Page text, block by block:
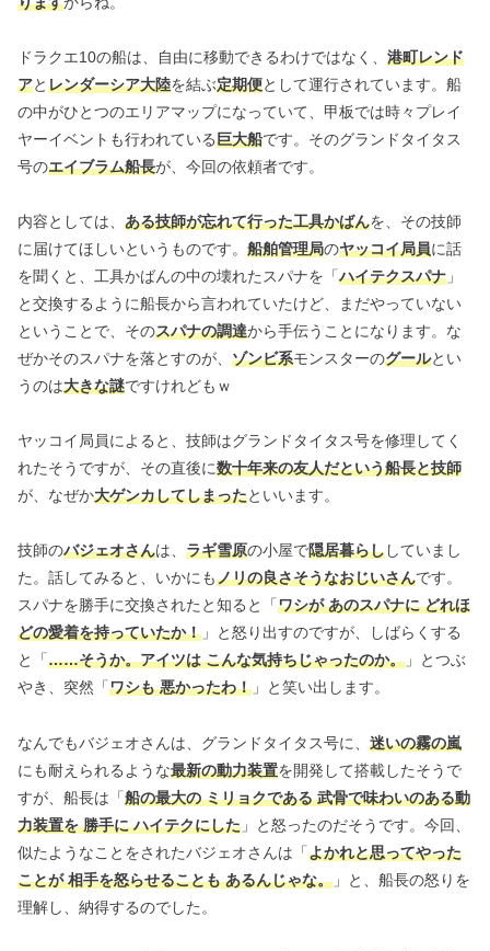
ドラクエ10の船は、自由に移動できるわけではなく、 港町レンド
アとレンダーシア大陸を結ぶ定期便として運行されています。船
の中がひとつのエリアマップになっていて、甲板では時々プレイ
ヤーイベントも行われている巨大船です。そのグランドタイタス
号のエイブラム船長が、今回の依頼者です。
内容としては、 ある技師が忘れて行った工具かばんを、その技師
に届けてほしいというものです。 船舶管理局のヤッコイ局員に話
を聞くと、工具かばんの中の壊れたスパナを「ハイテクスパナ 」
と交換するように船長から言われていたけど、まだやっていない
ということで、そのスパナの調達から手伝うことになります。な
ぜかそのスパナを落とすのが、 ゾンビ系モンスターのグールとい
うのは大きな謎ですけれどもｗ
ヤッコイ局員によると、技師はグランドタイタス号を修理してく
れたそうですが、その直後に数十年来の友人だという船長と技師
が、なぜか大ゲンカしてしまったといいます。
技師のバジェオさんは、 ラギ雪原の小屋で隠居暮らししていまし
た。話してみると、いかにもノリの良さそうなおじいさんです。
スパナを勝手に交換されたと知ると「ワシが あのスパナに どれほ
どの愛着を持っていたか！ 」と怒り出すのですが、しばらくする
と「……そうか。アイツは こんな気持ちじゃったのか。 」とつぶ
やき、突然「ワシも 悪かったわ！ 」と笑い出します。
なんでもバジェオさんは、グランドタイタス号に、 迷いの霧の嵐
にも耐えられるような最新の動力装置を開発して搭載したそうで
すが、船長は「船の最大の ミリョクである 武骨で味わいのある動
力装置を 勝手に ハイテクにした 」と怒ったのだそうです。今回、
似たようなことをされたバジェオさんは「よかれと思ってやった
ことが 相手を怒らせることも あるんじゃな。 」と、船長の怒りを
理解し、納得するのでした。